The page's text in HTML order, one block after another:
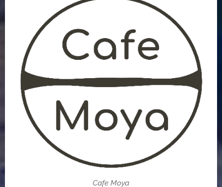
Cafe Moya